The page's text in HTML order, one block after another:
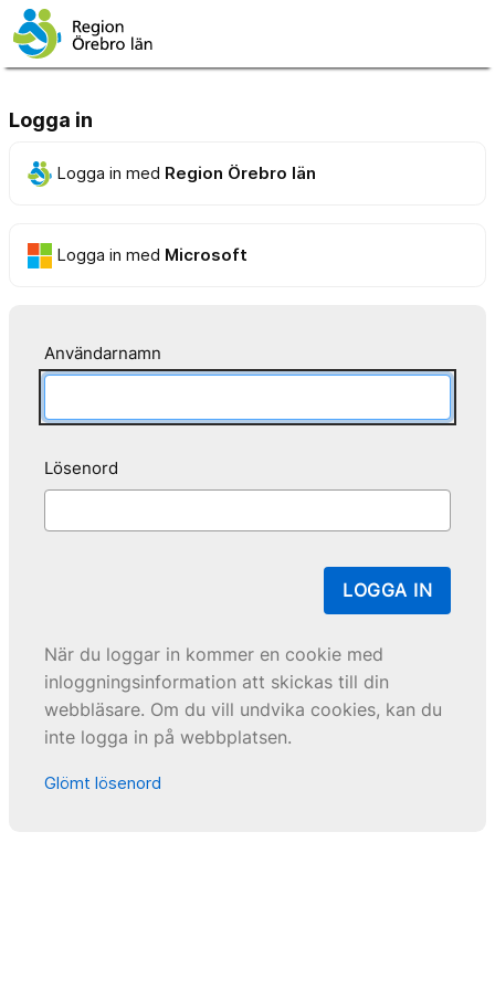
Logga in
Logga in med Region Örebro län
Logga in med Microsoft
Användarnamn
Lösenord
LOGGA IN
När du loggar in kommer en cookie med
inloggningsinformation att skickas till din
webbläsare. Om du vill undvika cookies, kan du
inte logga in på webbplatsen.
Glömt lösenord